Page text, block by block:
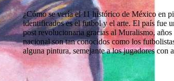
¿Cómo se vería el 11 histórico de México en
identificados es el futbol y el arte. El país fue
post revolucionaria gracias al Muralismo,
nacional son tan conocidos como los
alguna pintura, semejante a los jugadores con